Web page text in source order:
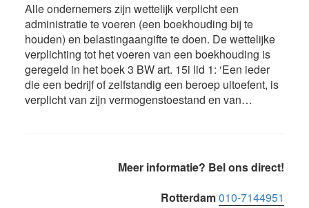
Alle ondernemers zijn wettelijk verplicht een
administratie te voeren (een boekhouding bij te
houden) en belastingaangifte te doen. De wettelijke
verplichting tot het voeren van een boekhouding is
geregeld in het boek 3 BW art. 15i lid 1: ‘Een ieder
die een bedrijf of zelfstandig een beroep uitoefent, is
verplicht van zijn vermogenstoestand en van…
Meer informatie? Bel ons direct!
Rotterdam010-7144951